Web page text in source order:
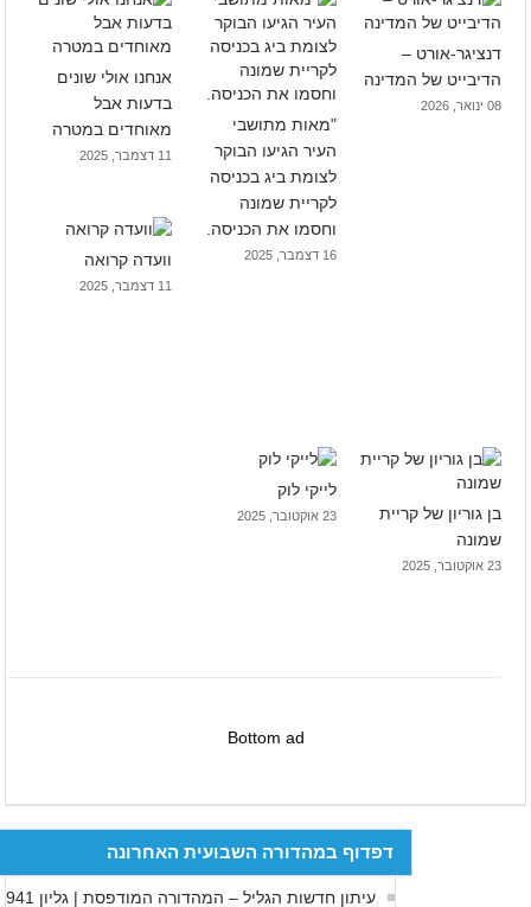
דנציגר-אורט –
הדיבייט של המדינה
08 ינואר, 2026
"מאות מתושבי
העיר הגיעו הבוקר
לצומת ביג בכניסה
לקריית שמונה
וחסמו את הכניסה.
16 דצמבר, 2025
אנחנו אולי שונים
בדעות אבל
מאוחדים במטרה
11 דצמבר, 2025
וועדה קרואה
11 דצמבר, 2025
בן גוריון של קריית
שמונה
23 אוקטובר, 2025
לייקי לוק
23 אוקטובר, 2025
Bottom ad
דפדוף במהדורה השבועית האחרונה
עיתון חדשות הגליל – המהדורה המודפסת | גליון 941